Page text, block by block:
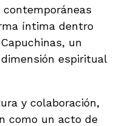
íntima dentro
un
espiritual
y colaboración,
como un acto de